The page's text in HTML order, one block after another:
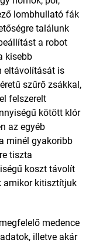
lombhullató fák
találunk
a robot
kisebb
eltávolítását is
szűrő zsákkal,
felszerelt
kötött klór
az egyéb
minél gyakoribb
tiszta
koszt távolít
amikor kitisztítjuk
medence
illetve akár